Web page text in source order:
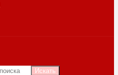
Искать